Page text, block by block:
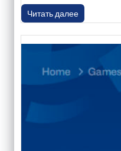
Читать далее